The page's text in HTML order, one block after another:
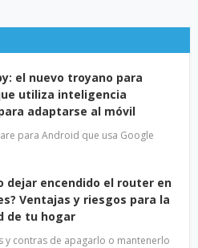
el nuevo troyano para
utiliza inteligencia
adaptarse al móvil
para Android que usa Google
dejar encendido el router en
Ventajas y riesgos para la
de tu hogar
y contras de apagarlo o mantenerlo